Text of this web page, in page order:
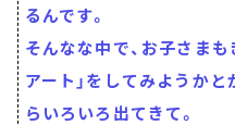
るんです。
そんなな中で、お子さまも
アート」をしてみようかと
らいろいろ出てきて。